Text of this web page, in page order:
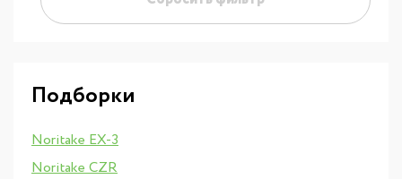
Подборки
Noritake EX-3
Noritake CZR